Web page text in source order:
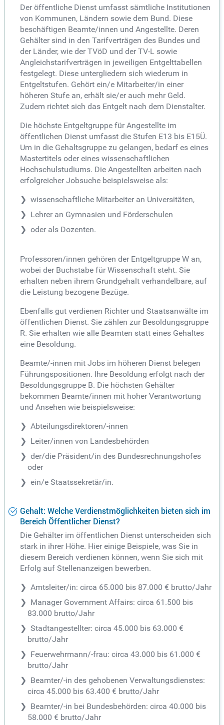
Der öffentliche Dienst umfasst sämtliche Institutionen
von Kommunen, Ländern sowie dem Bund. Diese
beschäftigen Beamte/innen und Angestellte. Deren
Gehälter sind in den Tarifverträgen des Bundes und
der Länder, wie der TVöD und der TV-L sowie
Angleichstarifverträgen in jeweiligen Entgelttabellen
festgelegt. Diese untergliedern sich wiederum in
Entgeltstufen. Gehört ein/e Mitarbeiter/in einer
höheren Stufe an, erhält sie/er auch mehr Geld.
Zudem richtet sich das Entgelt nach dem Dienstalter.
Die höchste Entgeltgruppe für Angestellte im
öffentlichen Dienst umfasst die Stufen E13 bis E15Ü.
Um in die Gehaltsgruppe zu gelangen, bedarf es eines
Mastertitels oder eines wissenschaftlichen
Hochschulstudiums. Die Angestellten arbeiten nach
erfolgreicher Jobsuche beispielsweise als:
wissenschaftliche Mitarbeiter an Universitäten,
Lehrer an Gymnasien und Förderschulen
oder als Dozenten.
Professoren/innen gehören der Entgeltgruppe W an,
wobei der Buchstabe für Wissenschaft steht. Sie
erhalten neben ihrem Grundgehalt verhandelbare, auf
die Leistung bezogene Bezüge.
Ebenfalls gut verdienen Richter und Staatsanwälte im
öffentlichen Dienst. Sie zählen zur Besoldungsgruppe
R. Sie erhalten wie alle Beamten statt eines Gehaltes
eine Besoldung.
Beamte/-innen mit Jobs im höheren Dienst belegen
Führungspositionen. Ihre Besoldung erfolgt nach der
Besoldungsgruppe B. Die höchsten Gehälter
bekommen Beamte/innen mit hoher Verantwortung
und Ansehen wie beispielsweise:
Abteilungsdirektoren/-innen
Leiter/innen von Landesbehörden
der/die Präsident/in des Bundesrechnungshofes
oder
ein/e Staatssekretär/in.
Gehalt: Welche Verdienstmöglichkeiten bieten sich im
Bereich Öffentlicher Dienst?
Die Gehälter im öffentlichen Dienst unterscheiden sich
stark in ihrer Höhe. Hier einige Beispiele, was Sie in
diesem Bereich verdienen können, wenn Sie sich mit
Erfolg auf Stellenanzeigen bewerben.
Amtsleiter/in: circa 65.000 bis 87.000 € brutto/Jahr
Manager Government Affairs: circa 61.500 bis
83.000 brutto/Jahr
Stadtangestellter: circa 45.000 bis 63.000 €
brutto/Jahr
Feuerwehrmann/-frau: circa 43.000 bis 61.000 €
brutto/Jahr
Beamter/-in des gehobenen Verwaltungsdienstes:
circa 45.000 bis 63.400 € brutto/Jahr
Beamter/-in bei Bundesbehörden: circa 40.000 bis
58.000 € brutto/Jahr